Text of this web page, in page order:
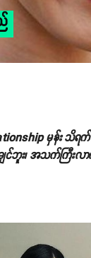
မှန်း သိ
း၊ အသက်ကြီးလာ